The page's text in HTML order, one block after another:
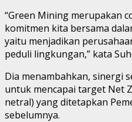
“Green Mining merupakan
komitmen kita bersama
yaitu menjadikan
peduli lingkungan,” kata
Dia menambahkan, sinergi
untuk mencapai target Net
netral) yang ditetapkan
sebelumnya.